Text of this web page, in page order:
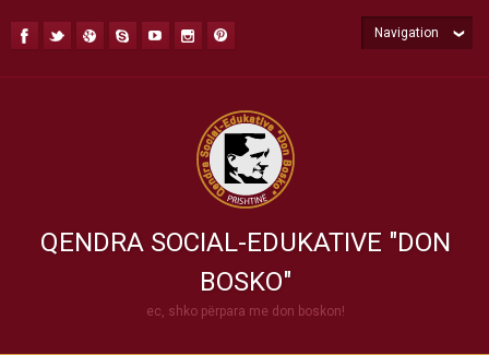
QENDRA SOCIAL-EDUKATIVE "DON
BOSKO"
ec, shko përpara me don boskon!
Navigation